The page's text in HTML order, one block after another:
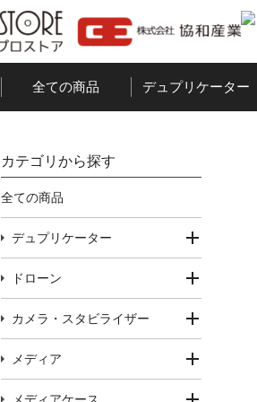
全ての商品 デュプリケーター
カテゴリから探す
全ての商品
デュプリケーター
ドローン
カメラ・スタビライザー
メディア